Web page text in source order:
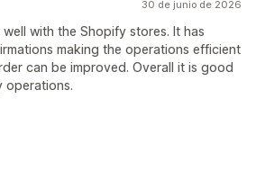
30 de junio de 2026
with the Shopify stores. It has
making the operations efficient
can be improved. Overall it is good
operations.